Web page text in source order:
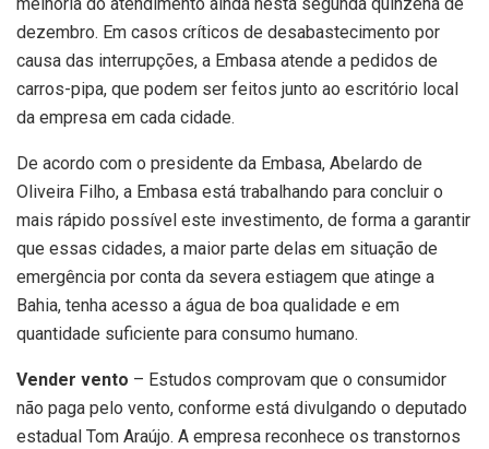
dezembro. Em casos críticos de desabastecimento por
causa das interrupções, a Embasa atende a pedidos de
carros-pipa, que podem ser feitos junto ao escritório local
da empresa em cada cidade.
De acordo com o presidente da Embasa, Abelardo de
Oliveira Filho, a Embasa está trabalhando para concluir o
mais rápido possível este investimento, de forma a garantir
que essas cidades, a maior parte delas em situação de
emergência por conta da severa estiagem que atinge a
Bahia, tenha acesso a água de boa qualidade e em
quantidade suficiente para consumo humano.
Vender vento – Estudos comprovam que o consumidor
não paga pelo vento, conforme está divulgando o deputado
estadual Tom Araújo. A empresa reconhece os transtornos